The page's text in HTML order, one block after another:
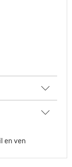
en ven